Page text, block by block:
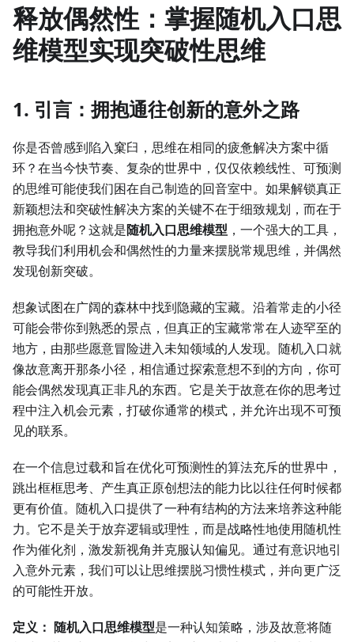
释放偶然性：掌握随机入口思
维模型实现突破性思维
1. 引言：拥抱通往创新的意外之路
你是否曾感到陷入窠臼，思维在相同的疲惫解决方案中循
环？在当今快节奏、复杂的世界中，仅仅依赖线性、可预测
的思维可能使我们困在自己制造的回音室中。如果解锁真正
新颖想法和突破性解决方案的关键不在于细致规划，而在于
拥抱意外呢？这就是随机入口思维模型 ，一个强大的工具，
教导我们利用机会和偶然性的力量来摆脱常规思维，并偶然
发现创新突破。
想象试图在广阔的森林中找到隐藏的宝藏。沿着常走的小径
可能会带你到熟悉的景点，但真正的宝藏常常在人迹罕至的
地方，由那些愿意冒险进入未知领域的人发现。随机入口就
像故意离开那条小径，相信通过探索意想不到的方向，你可
能会偶然发现真正非凡的东西。它是关于故意在你的思考过
程中注入机会元素，打破你通常的模式，并允许出现不可预
见的联系。
在一个信息过载和旨在优化可预测性的算法充斥的世界中，
跳出框框思考、产生真正原创想法的能力比以往任何时候都
更有价值。随机入口提供了一种有结构的方法来培养这种能
力。它不是关于放弃逻辑或理性，而是战略性地使用随机性
作为催化剂，激发新视角并克服认知偏见。通过有意识地引
入意外元素，我们可以让思维摆脱习惯性模式，并向更广泛
的可能性开放。
定义： 随机入口思维模型是一种认知策略，涉及故意将随